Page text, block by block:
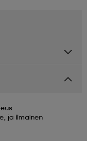
ja ilmainen